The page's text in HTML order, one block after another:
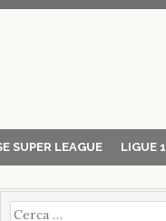
SUPER LEAGUE LIGUE 1
Ricerca